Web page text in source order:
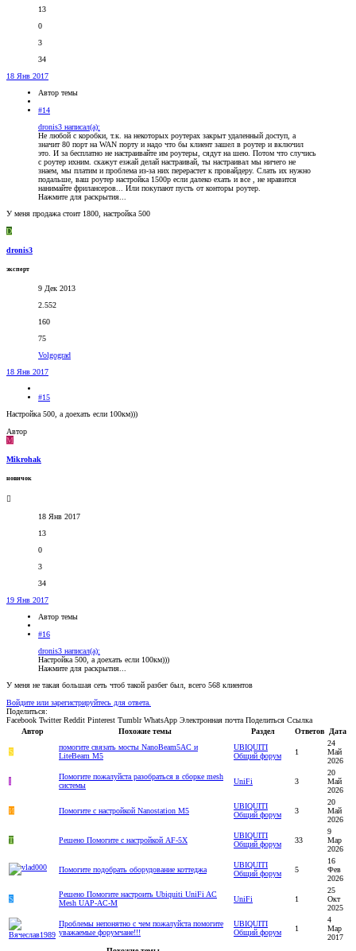
13
0
3
34
18 Янв 2017
Автор темы
#14
dronis3 написал(а):
Не любой с коробки, т.к. на некоторых роутерах закрыт удаленный доступ, а
значит 80 порт на WAN порту и надо что бы клиент зашел в роутер и включил
это. И за бесплатно не настраивайте им роутеры, сядут на шею. Потом что случись
с роутер ихним. скажут езжай делай настраивай, ты настраивал мы ничего не
знаем, мы платим и проблема из-за них перерастет к провайдеру. Слать их нужно
подальше, ваш роутер настройка 1500р если далеко ехать и все , не нравится
нанимайте фрилансеров... Или покупают пусть от конторы роутер.
Нажмите для раскрытия...
У меня продажа стоит 1800, настройка 500
D
dronis3
эксперт
9 Дек 2013
2.552
160
75
Volgograd
18 Янв 2017
#15
Настройка 500, а доехать если 100км)))
Автор
M
Mikrohak
новичок
18 Янв 2017
13
0
3
34
19 Янв 2017
Автор темы
#16
dronis3 написал(а):
Настройка 500, а доехать если 100км)))
Нажмите для раскрытия...
У меня не такая большая сеть чтоб такой разбег был, всего 568 клиентов
Войдите или зарегистрируйтесь для ответа.
Поделиться:
Facebook Twitter Reddit Pinterest Tumblr WhatsApp Электронная почта Поделиться Ссылка
Автор
Похожие темы Раздел Ответов Дата
S
помогите связать мосты NanoBeam5AC и
LiteBeam M5
UBIQUITI
Общий форум
1
24
Май
2026
I
Помогите пожалуйста разобраться в сборке mesh
системы
UniFi 3
20
Май
2026
И Помогите с настройкой Nanostation M5
UBIQUITI
Общий форум
3
20
Май
2026
T Решено Помогите с настройкой AF-5X
UBIQUITI
Общий форум
33
9
Мар
2026
Помогите подобрать оборудование коттеджа
UBIQUITI
Общий форум
5
16
Фев
2026
S
Решено Помогите настроить Ubiquiti UniFi AC
Mesh UAP-AC-M
UniFi 1
25
Окт
2025
Проблемы непонятно с чем пожалуйста помогите
уважаемые форумчане!!!
UBIQUITI
Общий форум
1
4
Мар
2017